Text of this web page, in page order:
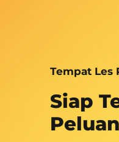
Tempat Les
Siap